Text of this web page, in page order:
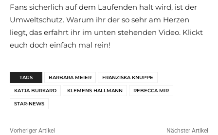
Fans sicherlich auf dem Laufenden halt wird, ist der
Umweltschutz. Warum ihr der so sehr am Herzen
liegt, das erfahrt ihr im unten stehenden Video. Klickt
euch doch einfach mal rein!
TAGS BARBARA MEIER FRANZISKA KNUPPE
KATJA BURKARD KLEMENS HALLMANN REBECCA MIR
STAR-NEWS
Vorheriger Artikel Nächster Artikel